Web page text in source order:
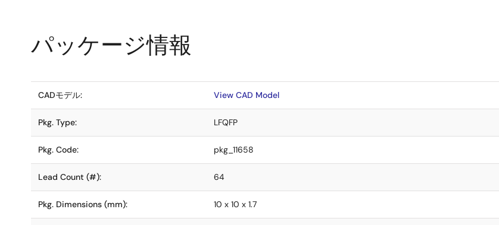
パッケージ情報
CADモデル: View CAD Model
Pkg. Type: LFQFP
Pkg. Code: pkg_11658
Lead Count (#): 64
Pkg. Dimensions (mm): 10 x 10 x 1.7